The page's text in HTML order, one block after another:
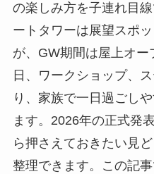
の楽しみ方を子連れ目
ートタワーは展望スポ
が、GW期間は屋上オ
日、ワークショップ、
り、家族で一日過ごし
ます。2026年の正式発
ら押さえておきたい見
整理できます。この記